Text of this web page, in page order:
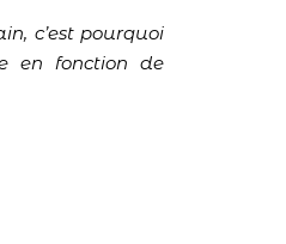
c’est pourquoi
en fonction de